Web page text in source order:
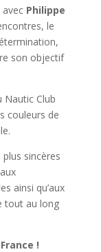
avec Philippe
le
son objectif
Nautic Club
couleurs de
sincères
ainsi qu’aux
tout au long
!